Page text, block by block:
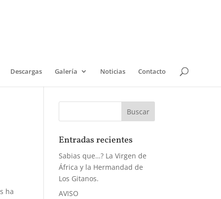
Descargas Galería Noticias Contacto
ha
Entradas recientes
Sabias que…? La Virgen de
África y la Hermandad de
Los Gitanos.
AVISO